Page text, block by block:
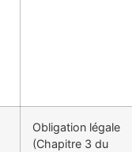
Obligation légale
(Chapitre 3 du